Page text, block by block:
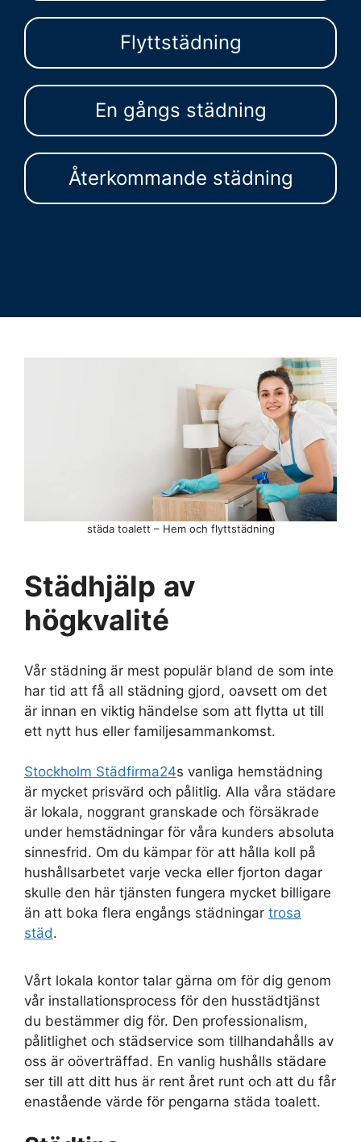
Flyttstädning
En gångs städning
Återkommande städning
Städhjälp av
högkvalité
Vår städning är mest populär bland de som inte
har tid att få all städning gjord, oavsett om det
är innan en viktig händelse som att flytta ut till
ett nytt hus eller familjesammankomst.
Stockholm Städfirma24s vanliga hemstädning
är mycket prisvärd och pålitlig. Alla våra städare
är lokala, noggrant granskade och försäkrade
under hemstädningar för våra kunders absoluta
sinnesfrid. Om du kämpar för att hålla koll på
hushållsarbetet varje vecka eller fjorton dagar
skulle den här tjänsten fungera mycket billigare
än att boka flera engångs städningar trosa
städ.
Vårt lokala kontor talar gärna om för dig genom
vår installationsprocess för den husstädtjänst
du bestämmer dig för. Den professionalism,
pålitlighet och städservice som tillhandahålls av
oss är oöverträffad. En vanlig hushålls städare
ser till att ditt hus är rent året runt och att du får
enastående värde för pengarna städa toalett.
städa toalett – Hem och flyttstädning